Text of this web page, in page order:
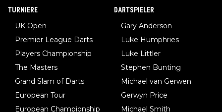
TURNIERE
UK Open
Premier League Darts
Players Championship
The Masters
Grand Slam of Darts
European Tour
European Championship
DARTSPIELER
Gary Anderson
Luke Humphries
Luke Littler
Stephen Bunting
Michael van Gerwen
Gerwyn Price
Michael Smith